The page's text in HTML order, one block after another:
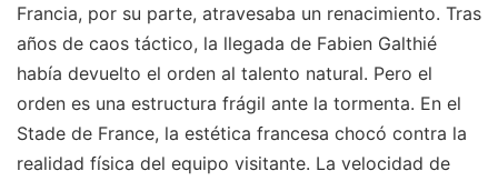
Francia, por su parte, atravesaba un renacimiento. Tras
años de caos táctico, la llegada de Fabien Galthié
había devuelto el orden al talento natural. Pero el
orden es una estructura frágil ante la tormenta. En el
Stade de France, la estética francesa chocó contra la
realidad física del equipo visitante. La velocidad de